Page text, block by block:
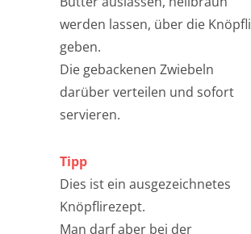
werden lassen, über die Knöpfli
geben.
Die gebackenen Zwiebeln
darüber verteilen und sofort
servieren.
Tipp
Dies ist ein ausgezeichnetes
Knöpflirezept.
Man darf aber bei der